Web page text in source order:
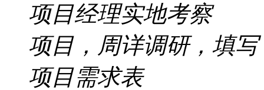
项目经理实地考察
项目，周详调研，填写
项目需求表